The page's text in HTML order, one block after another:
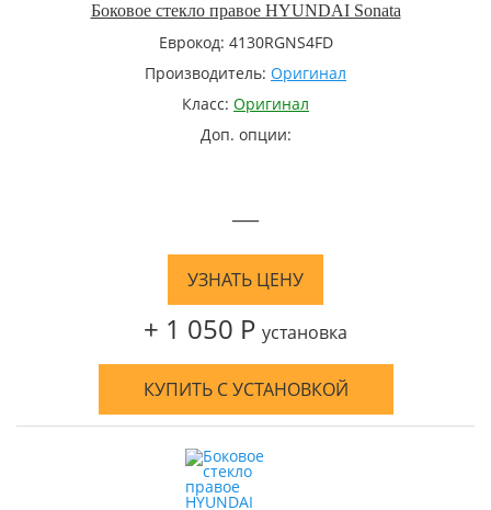
Боковое стекло правое HYUNDAI Sonata
Еврокод: 4130RGNS4FD
Производитель: Оригинал
Класс: Оригинал
Доп. опции:
—
УЗНАТЬ ЦЕНУ
+ 1 050 Р установка
КУПИТЬ С УСТАНОВКОЙ